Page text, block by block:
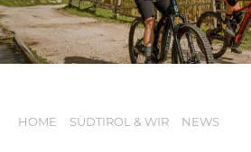
TOUREN & REVIERE
SÜDTIROL & WIR
HOME SÜDTIROL & WIR NEWS